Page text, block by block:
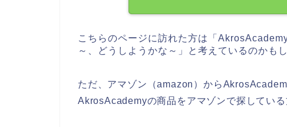
こちらのページに訪れた方は「
～、どうしようかな～」と考えているのかも
ただ、アマゾン（amazon）から
AkrosAcademyの商品をアマゾンで探している